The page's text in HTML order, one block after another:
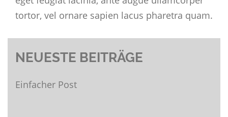
tortor, vel ornare sapien lacus pharetra quam.
NEUESTE BEITRÄGE
Einfacher Post